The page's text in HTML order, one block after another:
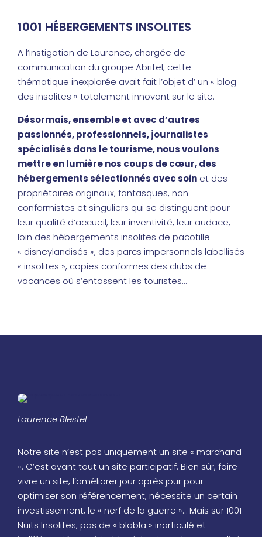
1001 HÉBERGEMENTS INSOLITES
A l’instigation de Laurence, chargée de
communication du groupe Abritel, cette
thématique inexplorée avait fait l’objet d’ un « blog
des insolites » totalement innovant sur le site.
Désormais, ensemble et avec d’autres
passionnés, professionnels, journalistes
spécialisés dans le tourisme, nous voulons
mettre en lumière nos coups de cœur, des
hébergements sélectionnés avec soin et des
propriétaires originaux, fantasques, non-
conformistes et singuliers qui se distinguent pour
leur qualité d’accueil, leur inventivité, leur audace,
loin des hébergements insolites de pacotille
« disneylandisés », des parcs impersonnels labellisés
« insolites », copies conformes des clubs de
vacances où s’entassent les touristes…
Laurence Blestel
Notre site n’est pas uniquement un site « marchand
». C’est avant tout un site participatif. Bien sûr, faire
vivre un site, l’améliorer jour après jour pour
optimiser son référencement, nécessite un certain
investissement, le « nerf de la guerre »… Mais sur 1001
Nuits Insolites, pas de « blabla » inarticulé et